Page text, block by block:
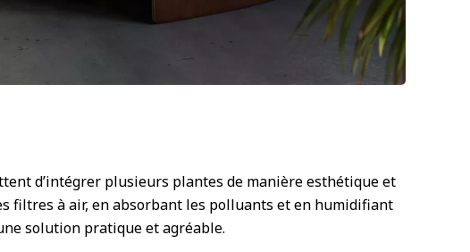
d’intégrer plusieurs plantes de manière esthétique et
filtres à air, en absorbant les polluants et en humidifiant
solution pratique et agréable.